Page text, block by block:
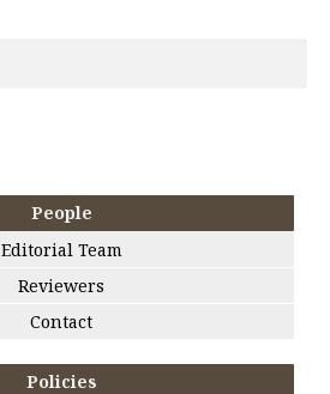
People
Editorial Team
Reviewers
Contact
Policies